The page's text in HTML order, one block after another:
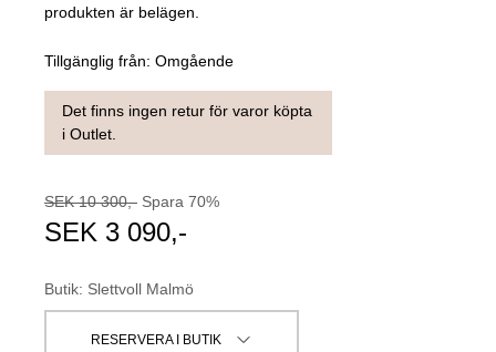
produkten är belägen.
Tillgänglig från: Omgående
Det finns ingen retur för varor köpta
i Outlet.
SEK 10 300,- Spara 70%
SEK 3 090,-
Butik: Slettvoll Malmö
RESERVERA I BUTIK